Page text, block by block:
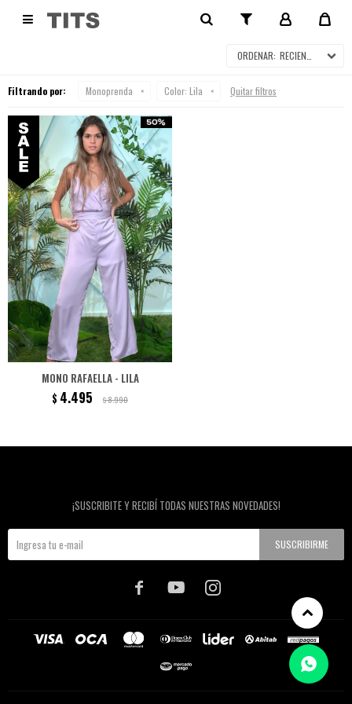
 MONOPRENDA EN SALE
RECIENTES
Filtrando por: Monoprenda Color: Lila Quitar filtros
MONO RAFAELLA - LILA
$ 4.495 $8.990
¡SUSCRIBITE Y RECIBÍ TODAS NUESTRAS NOVEDADES!
SUSCRIBIRME
  